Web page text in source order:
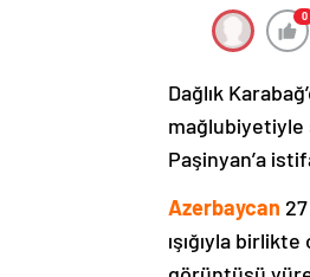
0
Dağlık
mağlubiyetiyle
Paşinyan’a
Azerbaycan
ışığıyla